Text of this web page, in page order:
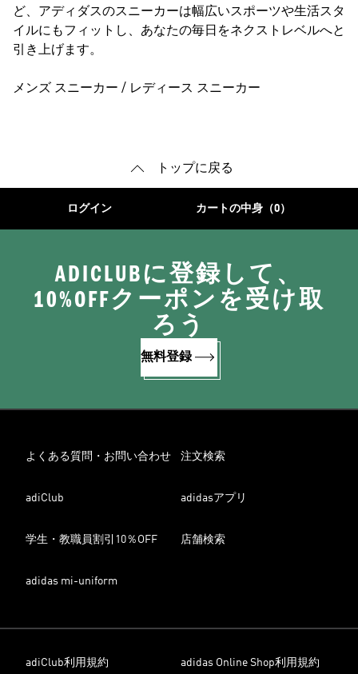
ど、アディダスのスニーカーは幅広いスポーツや生活スタ
イルにもフィットし、あなたの毎日をネクストレベルへと
引き上げます。
メンズ スニーカー / レディース スニーカー
トップに戻る
ログイン カートの中身（0）
ADICLUBに登録して、
10%OFFクーポンを受け取
ろう
無料登録
よくある質問・お問い合わせ 注文検索
adiClub adidasアプリ
学生・教職員割引10％OFF 店舗検索
adidas mi-uniform
adiClub利用規約 adidas Online Shop利用規約